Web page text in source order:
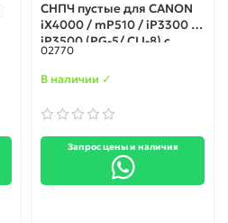
СНПЧ пустые для CANON
iX4000 / mP510 / iP3300 /
iP3500 (PG-5/ CLI-8) с
чипом (Hi-Black)
02770
В наличии ✓
Запрос цены и наличия